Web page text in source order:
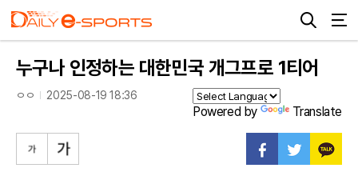
누구나 인정하는 대한민국 개그프로 1티어
ㅇㅇ 2025-08-19 18:36
Powered by Translate